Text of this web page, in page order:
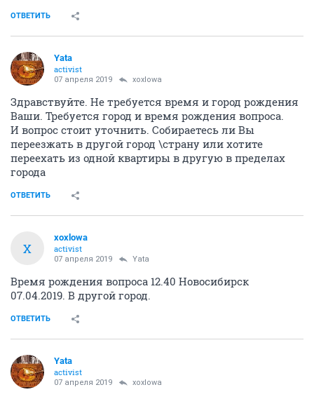
ОТВЕТИТЬ
Yata
activist
07 апреля 2019 xoxlowa
Здравствуйте. Не требуется время и город рождения
Ваши. Требуется город и время рождения вопроса.
И вопрос стоит уточнить. Собираетесь ли Вы
переезжать в другой город \страну или хотите
переехать из одной квартиры в другую в пределах
города
ОТВЕТИТЬ
X
xoxlowa
activist
07 апреля 2019 Yata
Время рождения вопроса 12.40 Новосибирск
07.04.2019. В другой город.
ОТВЕТИТЬ
Yata
activist
07 апреля 2019 xoxlowa